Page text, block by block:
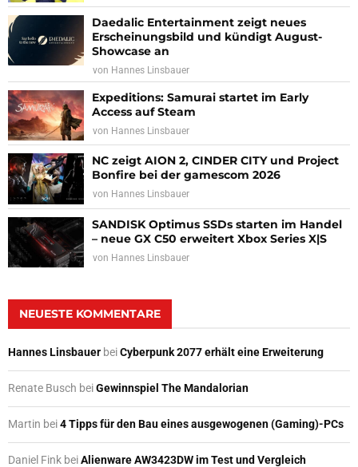
Daedalic Entertainment zeigt neues
Erscheinungsbild und kündigt August-
Showcase an
von Hannes Linsbauer
Expeditions: Samurai startet im Early
Access auf Steam
von Hannes Linsbauer
NC zeigt AION 2, CINDER CITY und Project
Bonfire bei der gamescom 2026
von Hannes Linsbauer
SANDISK Optimus SSDs starten im Handel
– neue GX C50 erweitert Xbox Series X|S
von Hannes Linsbauer
NEUESTE KOMMENTARE
Hannes Linsbauer beiCyberpunk 2077 erhält eine Erweiterung
Renate Busch beiGewinnspiel The Mandalorian
Martin bei4 Tipps für den Bau eines ausgewogenen (Gaming)-PCs
Daniel Fink beiAlienware AW3423DW im Test und Vergleich